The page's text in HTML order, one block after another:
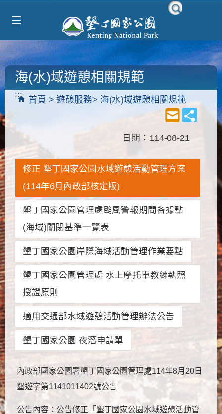
:::
首頁 遊憩服務 海(水)域遊憩相關規範
海(水)域遊憩相關規範
日期：114-08-21
修正 墾丁國家公園水域遊憩活動管理方案
(114年6月內政部核定版)
墾丁國家公園管理處颱風警報期間各據點
(海域)關閉基準一覽表
墾丁國家公園岸際海域活動管理作業要點
墾丁國家公園管理處 水上摩托車教練執照
授證原則
適用交通部水域遊憩活動管理辦法公告
墾丁國家公園 夜潛申請單
內政部國家公園署墾丁國家公園管理處114年8月20日
墾遊字第1141011402號公告
公告內容：公告修正「墾丁國家公園水域遊憩活動管